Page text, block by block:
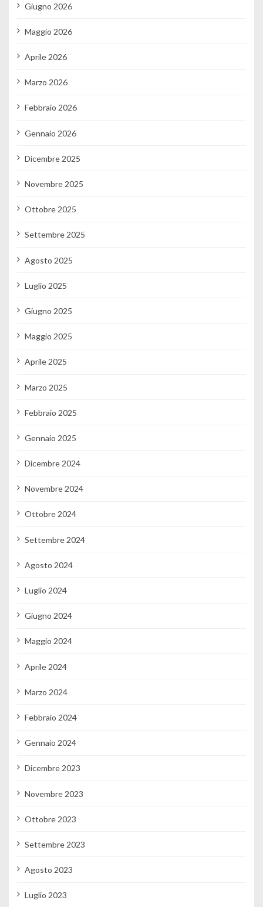
Giugno 2026
Maggio 2026
Aprile 2026
Marzo 2026
Febbraio 2026
Gennaio 2026
Dicembre 2025
Novembre 2025
Ottobre 2025
Settembre 2025
Agosto 2025
Luglio 2025
Giugno 2025
Maggio 2025
Aprile 2025
Marzo 2025
Febbraio 2025
Gennaio 2025
Dicembre 2024
Novembre 2024
Ottobre 2024
Settembre 2024
Agosto 2024
Luglio 2024
Giugno 2024
Maggio 2024
Aprile 2024
Marzo 2024
Febbraio 2024
Gennaio 2024
Dicembre 2023
Novembre 2023
Ottobre 2023
Settembre 2023
Agosto 2023
Luglio 2023